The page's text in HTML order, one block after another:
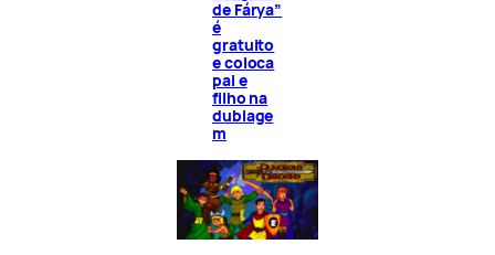
de Fárya”
é
gratuito
e coloca
pai e
filho na
dublage
m